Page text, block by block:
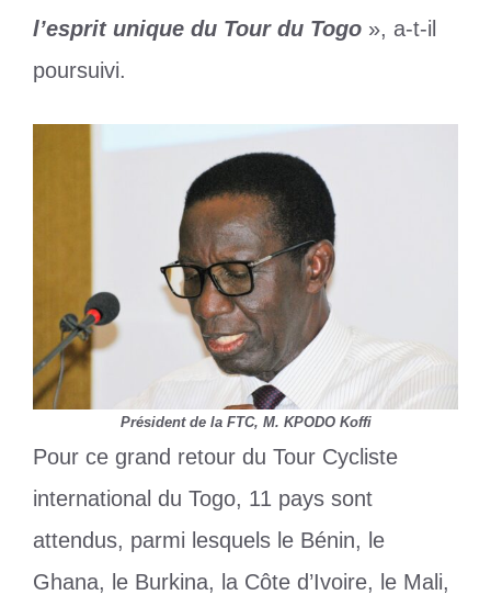
l’esprit unique du Tour du Togo », a-t-il
poursuivi.
Président de la FTC, M. KPODO Koffi
Pour ce grand retour du Tour Cycliste
international du Togo, 11 pays sont
attendus, parmi lesquels le Bénin, le
Ghana, le Burkina, la Côte d’Ivoire, le Mali,